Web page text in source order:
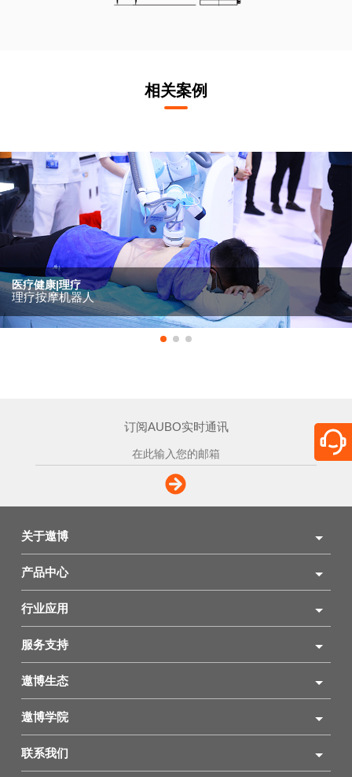
相关案例
医疗健康|理疗
理疗按摩机器人
订阅AUBO实时通讯
关于遨博
产品中心
行业应用
服务支持
遨博生态
遨博学院
联系我们